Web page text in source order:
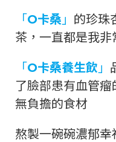
「O卡桑 」 的珍珠
茶，一直都是我非
「O卡桑養生飲 」
了臉部患有血管
無負擔的食材
熬製一碗碗濃郁